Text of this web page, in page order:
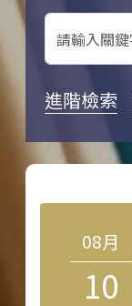
進階檢索
08月
10